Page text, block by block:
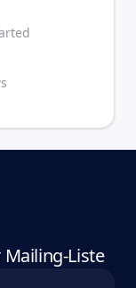
Liste